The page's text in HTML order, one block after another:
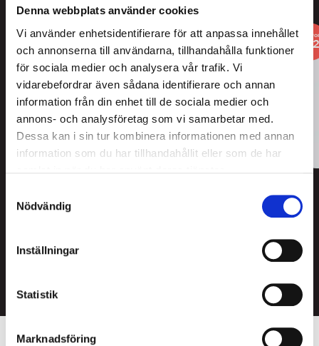
Denna webbplats använder cookies
Vi använder enhetsidentifierare för att anpassa innehållet
och annonserna till användarna, tillhandahålla funktioner
för sociala medier och analysera vår trafik. Vi
vidarebefordrar även sådana identifierare och annan
information från din enhet till de sociala medier och
annons- och analysföretag som vi samarbetar med.
Dessa kan i sin tur kombinera informationen med annan
information som du har tillhandahållit eller som de har
Nödvändig
Inställningar
Statistik
Marknadsföring
Hallon &
Chokladlakrits
3FOR 3 2